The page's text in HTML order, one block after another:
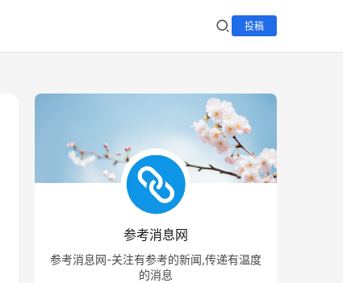
投稿
参考消息网
参考消息网-关注有参考的新闻,传递有温度
的消息